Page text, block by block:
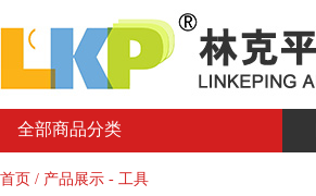
全部商品分类
首页 / 产品展示 - 工具